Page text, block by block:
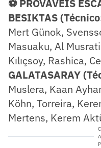
⚽ PROVÁVEIS
BESIKTAS
Mert Günok,
Masuaku, Al
Kılıçsoy, Rashica,
GALATASARAY
Muslera, Kaan
Köhn, Torreira,
Mertens, Kerem